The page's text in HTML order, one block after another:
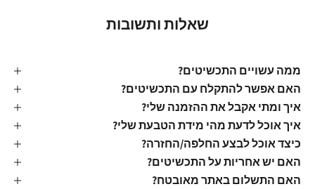
שאלות ותשובות
ממה עשויים התכשיטים?
האם אפשר להתקלח עם התכשיטים?
איך ומתי אקבל את ההזמנה שלי?
איך אוכל לדעת מהי מידת הטבעת שלי?
כיצד אוכל לבצע החלפה/החזרה?
האם יש אחריות על התכשיטים?
האם התשלום באתר מאובטח?